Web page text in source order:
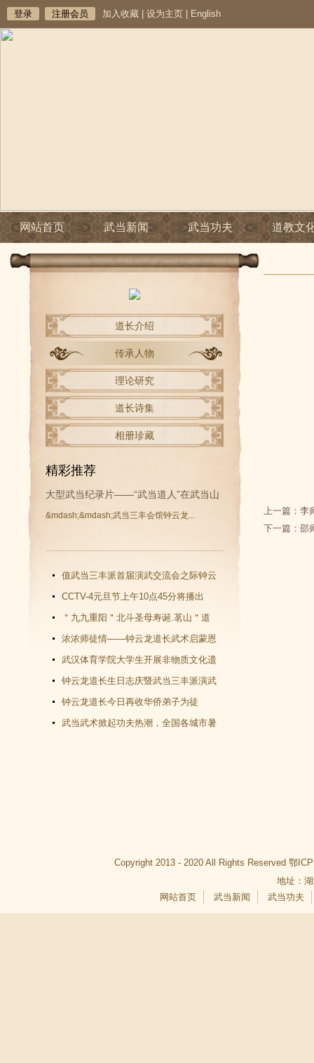
登录 注册会员 加入收藏 设为主页 English
网站首页 武当新闻 武当功夫 道教文
道长介绍
传承人物
理论研究
道长诗集
相册珍藏
精彩推荐
大型武当纪录片——“武当道人”在武当山
&mdash;&mdash;武当三丰会馆钟云龙...
值武当三丰派首届演武交流会之际钟云
龙道长再收新徒
CCTV-4元旦节上午10点45分将播出
《武当功夫传人 钟云龙》纪录片
＂九九重阳＂北斗圣母寿诞.茗山＂道
教文化＂汇演圆满谢幕
浓浓师徒情——钟云龙道长武术启蒙恩
师千里赴武当会面
武汉体育学院大学生开展非物质文化遗
产（武当武术）调查活动
钟云龙道长生日志庆暨武当三丰派演武
交流大会成功举办
钟云龙道长今日再收华侨弟子为徒
武当武术掀起功夫热潮，全国各城市暑
上一篇： 李
下一篇： 邵
Copyright 2013 - 2020 All Rights Reserved 鄂
地址：
网站首页
武当新闻 武当功夫